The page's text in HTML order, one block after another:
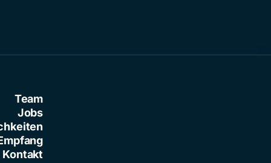
Team
Jobs
Kontakt